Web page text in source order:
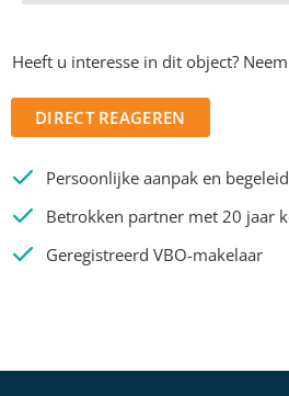
Heeft u interesse in dit object?
DIRECT REAGEREN
Persoonlijke aanpak en
Betrokken partner met 20 jaar
Geregistreerd VBO-makelaar